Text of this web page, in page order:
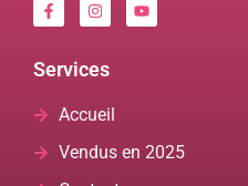
Services
Accueil
Vendus en 2025